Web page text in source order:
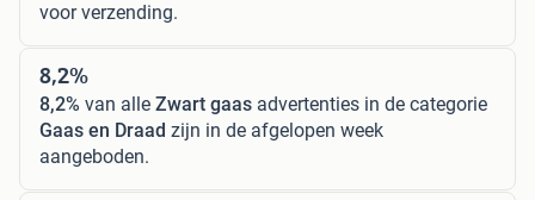
voor verzending.
8,2%
8,2% van alle Zwart gaas advertenties in de categorie
Gaas en Draad zijn in de afgelopen week
aangeboden.